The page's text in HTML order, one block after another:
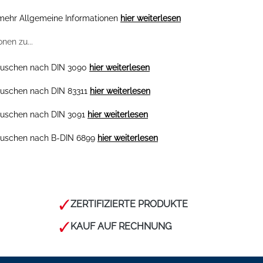
Allgemeine Informationen hier weiterlesen
zu...
nach DIN 3090 hier weiterlesen
nach DIN 83311 hier weiterlesen
nach DIN 3091 hier weiterlesen
nach B-DIN 6899 hier weiterlesen
ZERTIFIZIERTE PRODUKTE
KAUF AUF RECHNUNG